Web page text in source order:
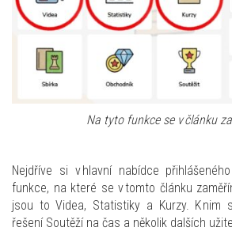
Na tyto funkce se v článku
Nejdříve si v hlavní nabídce
funkce, na které se v tomto článku
jsou to Videa, Statistiky a Kurzy. K nim
řešení Soutěží na čas a několik dalších